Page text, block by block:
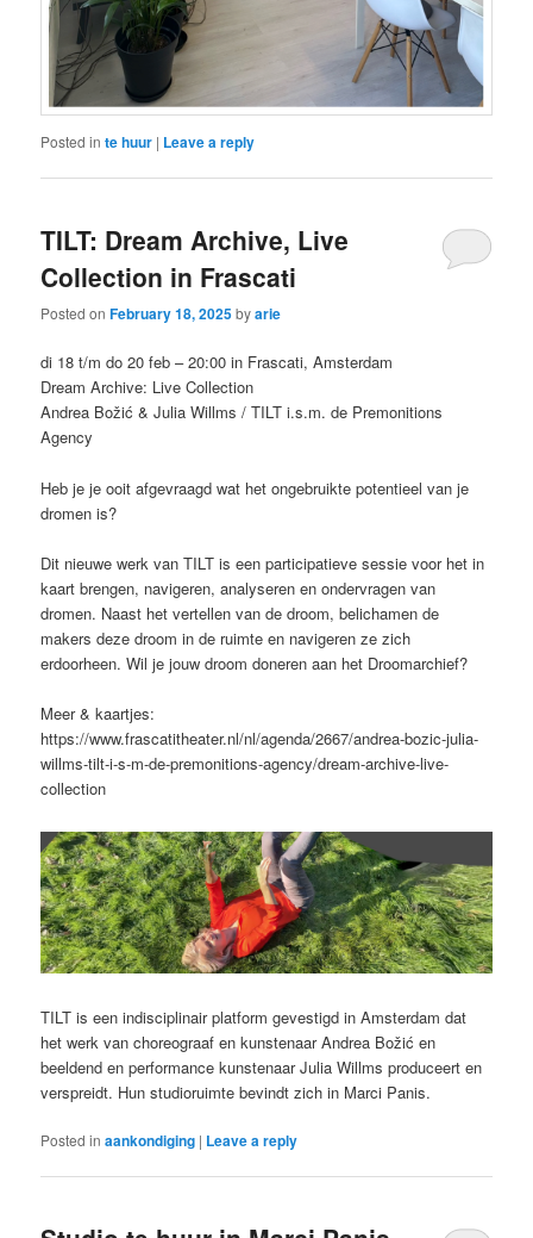
Posted in te huur | Leave a reply
TILT: Dream Archive, Live
Collection in Frascati
Posted onFebruary 18, 2025byarie
di 18 t/m do 20 feb – 20:00 in Frascati, Amsterdam
Dream Archive: Live Collection
Andrea Božić & Julia Willms / TILT i.s.m. de Premonitions
Agency
Heb je je ooit afgevraagd wat het ongebruikte potentieel van je
dromen is?
Dit nieuwe werk van TILT is een participatieve sessie voor het in
kaart brengen, navigeren, analyseren en ondervragen van
dromen. Naast het vertellen van de droom, belichamen de
makers deze droom in de ruimte en navigeren ze zich
erdoorheen. Wil je jouw droom doneren aan het Droomarchief?
Meer & kaartjes:
https://www.frascatitheater.nl/nl/agenda/2667/andrea-bozic-julia-
willms-tilt-i-s-m-de-premonitions-agency/dream-archive-live-
collection
TILT is een indisciplinair platform gevestigd in Amsterdam dat
het werk van choreograaf en kunstenaar Andrea Božić en
beeldend en performance kunstenaar Julia Willms produceert en
verspreidt. Hun studioruimte bevindt zich in Marci Panis.
Posted in aankondiging | Leave a reply